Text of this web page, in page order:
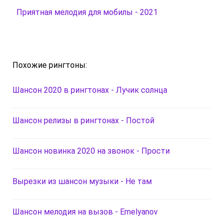
Приятная мелодия для мобилы - 2021
Похожие рингтоны:
Шансон 2020 в рингтонах - Лучик солнца
Шансон релизы в рингтонах - Постой
Шансон новинка 2020 на звонок - Прости
Вырезки из шансон музыки - Не там
Шансон мелодия на вызов - Emelyanov